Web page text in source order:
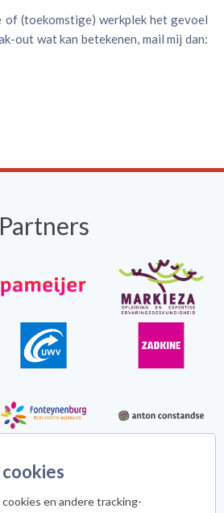
en andere tracking-
of (toekomstige) werkplek het gevoel
out wat kan betekenen, mail mij dan:
Partners